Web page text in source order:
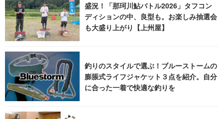
盛況！「那珂川鮎バトル2026」タフコン
ディションの中、良型も。お楽しみ抽選会
も大盛り上がり【上州屋】
釣りのスタイルで選ぶ！ブルーストームの
膨脹式ライフジャケット３点を紹介。自分
に合った一着で快適な釣りを